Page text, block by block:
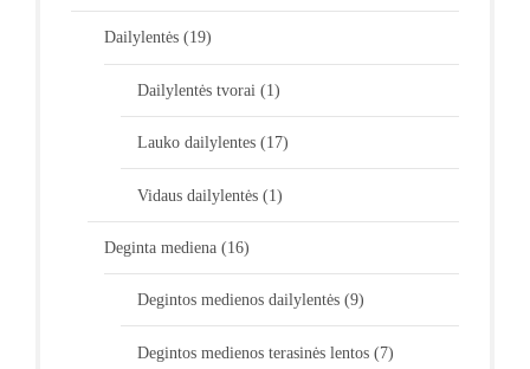
Dailylentės (19)
Dailylentės tvorai (1)
Lauko dailylentes (17)
Vidaus dailylentės (1)
Deginta mediena (16)
Degintos medienos dailylentės (9)
Degintos medienos terasinės lentos (7)